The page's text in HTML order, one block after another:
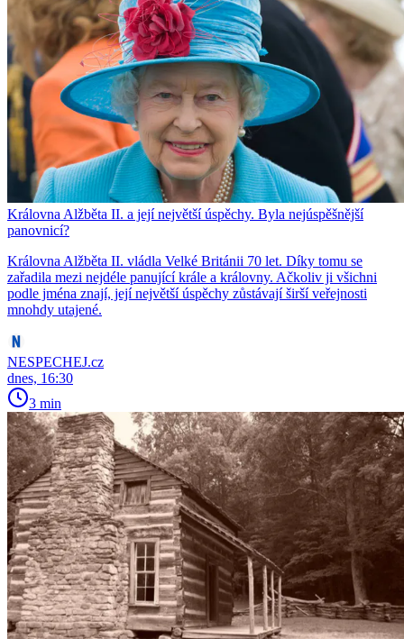
Královna Alžběta II. a její největší úspěchy. Byla nejúspěšnější
panovnicí?
Královna Alžběta II. vládla Velké Británii 70 let. Díky tomu se
zařadila mezi nejdéle panující krále a královny. Ačkoliv ji všichni
podle jména znají, její největší úspěchy zůstávají širší veřejnosti
mnohdy utajené.
NESPECHEJ.cz
dnes, 16:30
3 min